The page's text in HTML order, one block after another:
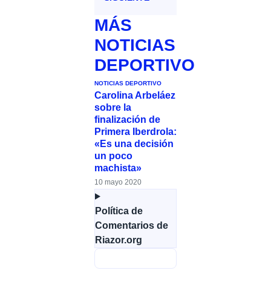
MÁS
NOTICIAS
DEPORTIVO
NOTICIAS DEPORTIVO
Carolina Arbeláez
sobre la
finalización de
Primera Iberdrola:
«Es una decisión
un poco
machista»
10 mayo 2020
Política de
Comentarios de
Riazor.org